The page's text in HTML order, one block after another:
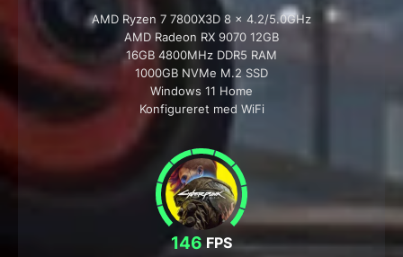
AMD Ryzen 7 7800X3D 8 x 4.2/5.0GHz
AMD Radeon RX 9070 12GB
16GB 4800MHz DDR5 RAM
1000GB NVMe M.2 SSD
Windows 11 Home
Konfigureret med WiFi
146 FPS